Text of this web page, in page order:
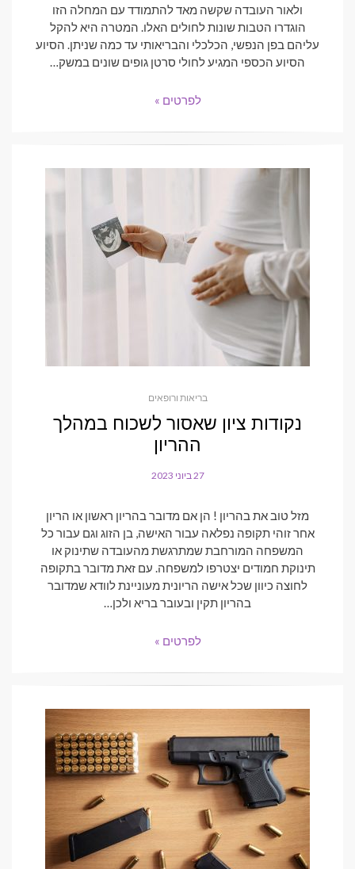
ולאור העובדה שקשה מאד להתמודד עם המחלה הזו
הוגדרו הטבות שונות לחולים האלו. המטרה היא להקל
עליהם בפן הנפשי, הכלכלי והבריאותי עד כמה שניתן. הסיוע
הסיוע הכספי המגיע לחולי סרטן גופים שונים במשק…
לפרטים »
בריאות ורופאים
נקודות ציון שאסור לשכוח במהלך
ההריון
POSTED
27 ביוני 2023
מזל טוב את בהריון ! הן אם מדובר בהריון ראשון או הריון
אחר זוהי תקופה נפלאה עבור האישה, בן הזוג וגם עבור כל
המשפחה המורחבת שמתרגשת מהעובדה שתינוק או
תינוקת חמודים יצטרפו למשפחה. עם זאת מדובר בתקופה
לחוצה כיוון שכל אישה הריונית מעוניינת לוודא שמדובר
בהריון תקין ובעובר בריא ולכן…
לפרטים »